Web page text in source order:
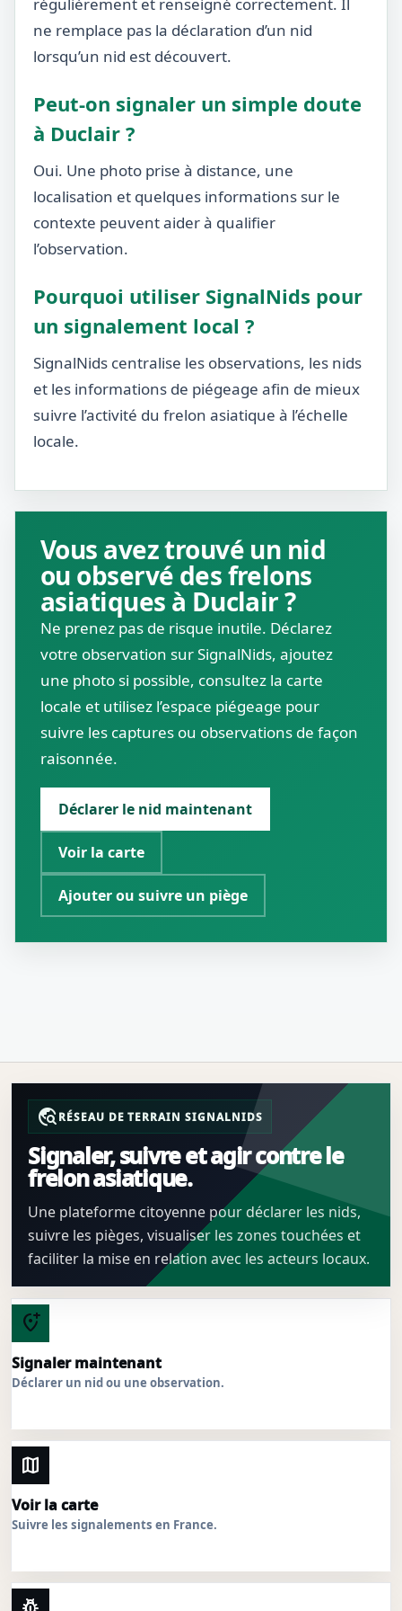
ne remplace pas la déclaration d’un nid
lorsqu’un nid est découvert.
Peut-on signaler un simple doute
à Duclair ?
Oui. Une photo prise à distance, une
localisation et quelques informations sur le
contexte peuvent aider à qualifier
l’observation.
Pourquoi utiliser SignalNids pour
un signalement local ?
SignalNids centralise les observations, les nids
et les informations de piégeage afin de mieux
suivre l’activité du frelon asiatique à l’échelle
locale.
Vous avez trouvé un nid
ou observé des frelons
asiatiques à Duclair ?
Ne prenez pas de risque inutile. Déclarez
votre observation sur SignalNids, ajoutez
une photo si possible, consultez la carte
locale et utilisez l’espace piégeage pour
suivre les captures ou observations de façon
raisonnée.
Déclarer le nid maintenant
Voir la carte
Ajouter ou suivre un piège
travel_exploreRÉSEAU DE TERRAIN SIGNALNIDS
Signaler, suivre et agir contre le
frelon asiatique.
Une plateforme citoyenne pour déclarer les nids,
suivre les pièges, visualiser les zones touchées et
faciliter la mise en relation avec les acteurs locaux.
add_location_alt
Signaler maintenant
Déclarer un nid ou une observation.
map
Voir la carte
Suivre les signalements en France.